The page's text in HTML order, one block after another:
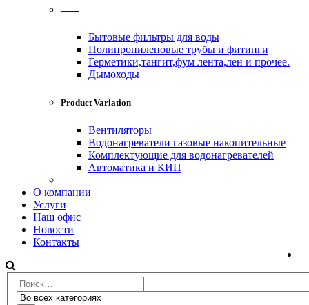
——
Бытовые фильтры для воды
Полипропиленовые трубы и фитинги
Герметики,тангит,фум лента,лен и прочее.
Дымоходы
Product Variation
Вентиляторы
Водонагреватели газовые накопительные
Комплектующие для водонагревателей
Автоматика и КИП
О компании
Услуги
Наш офис
Новости
Контакты